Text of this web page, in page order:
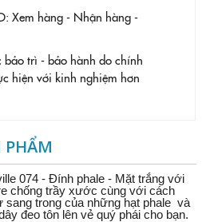
Xem hàng - Nhận hàng -
bảo trì - bảo hành do chính
hiện với kinh nghiệm hơn
PHẨM
074 - Đính phale - Mặt trắng với
chống trầy xước cùng với cách
sang trong của những hạt phale và
đeo tôn lên vẻ quý phái cho bạn.